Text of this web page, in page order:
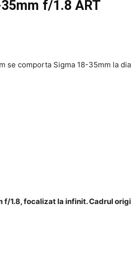
f/1.8 ART
se comporta Sigma 18-35mm la
f/1.8, focalizat la infinit. Cadrul